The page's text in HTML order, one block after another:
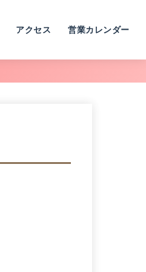
アクセス 営業カレンダー